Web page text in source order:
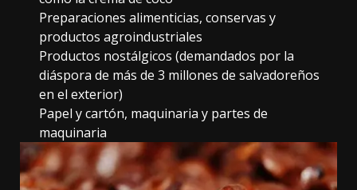
Preparaciones alimenticias, conservas y
productos agroindustriales
Productos nostálgicos (demandados por la
diáspora de más de 3 millones de salvadoreños
en el exterior)
Papel y cartón, maquinaria y partes de
maquinaria